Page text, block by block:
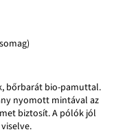
bőrbarát bio-pamuttal.
nyomott mintával az
biztosít. A pólók jól